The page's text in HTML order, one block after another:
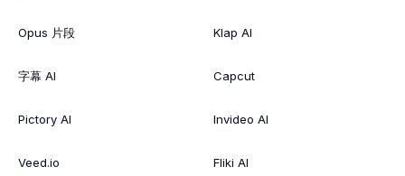
Opus 片段
字幕 AI
Pictory AI
Veed.io
Klap AI
Capcut
Invideo AI
Fliki AI